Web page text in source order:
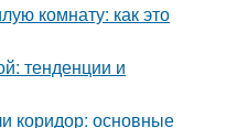
комнату: как это
тенденции и
коридор: основные